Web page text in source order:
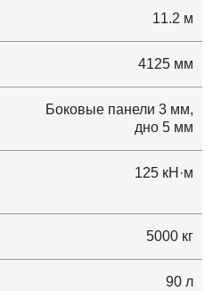
11.2 м
4125 мм
Боковые панели 3 мм,
дно 5 мм
125 кН·м
5000 кг
90 л